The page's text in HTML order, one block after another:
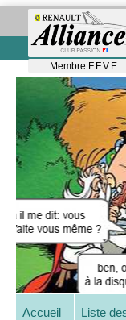
Membre F.F.V.E.
Accueil Liste